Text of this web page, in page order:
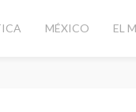
MÉXICO EL